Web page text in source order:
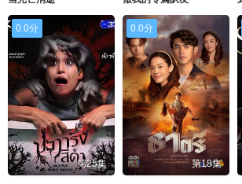
0.0分
第25集
0.0分
第18集